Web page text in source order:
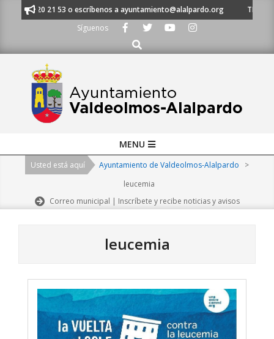
al 91 620 21 53 o escríbenos a ayuntamiento@alalpardo.org
TE
Síguenos
Buscar
Navigation
MENU
Usted está aquí Ayuntamiento de Valdeolmos-Alalpardo
>
leucemia
Correo municipal | Inscríbete y recibe noticias y avisos
leucemia